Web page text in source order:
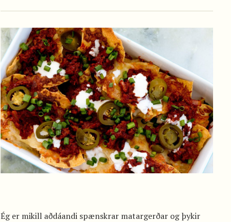
Ég er mikill aðdáandi spænskrar matargerðar og þykir